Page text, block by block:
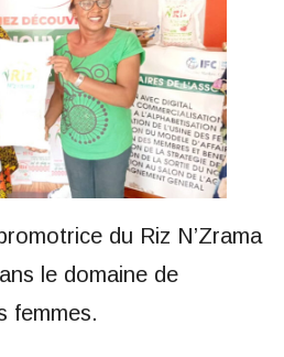
du Riz N’Zrama
le domaine de
femmes.